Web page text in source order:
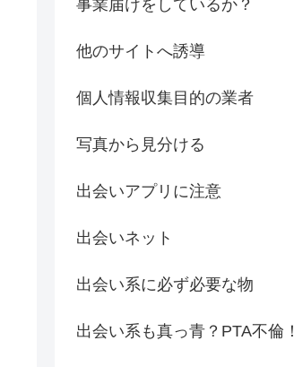
事業届けをしているか？
他のサイトへ誘導
個人情報収集目的の業者
写真から見分ける
出会いアプリに注意
出会いネット
出会い系に必ず必要な物
出会い系も真っ青？PTA不倫！